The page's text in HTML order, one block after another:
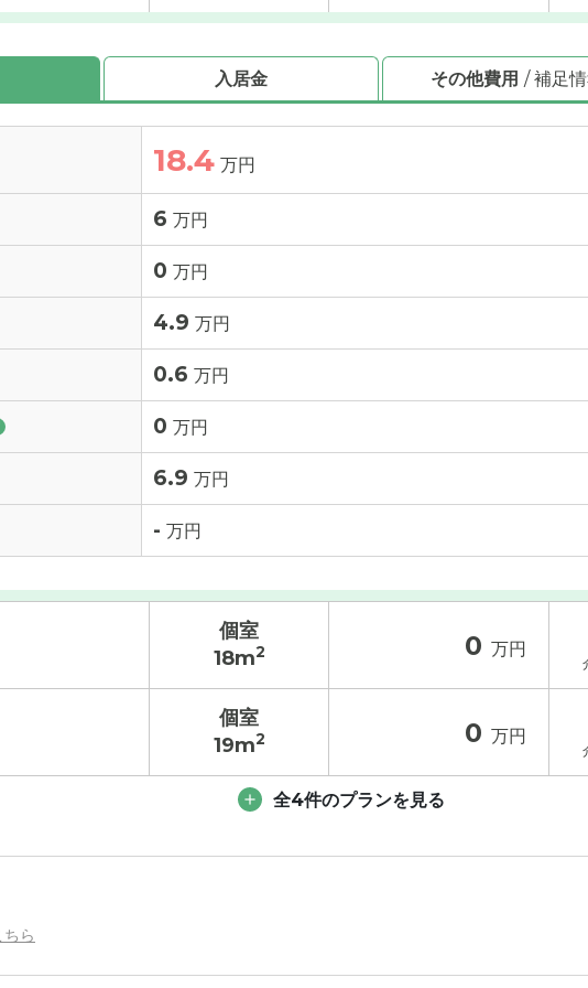
入居金 その他費用 / 補足
18.4 万円
6 万円
0 万円
4.9 万円
0.6 万円
0 万円
6.9 万円
- 万円
個室
18m2 0 万円
入居金 / 補足
個室
19m2 0 万円
6.4 万円
全4件のプランを見る
ら